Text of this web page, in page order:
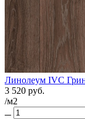
Линолеум IVC
3 520 руб.
/м2